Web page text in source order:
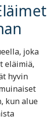
joka
eläimiä,
hyvin
kun alue